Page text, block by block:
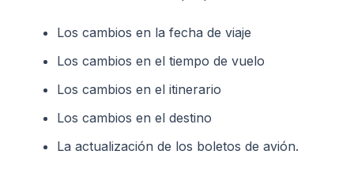
Los cambios en la fecha de viaje
Los cambios en el tiempo de vuelo
Los cambios en el itinerario
Los cambios en el destino
La actualización de los boletos de avión.